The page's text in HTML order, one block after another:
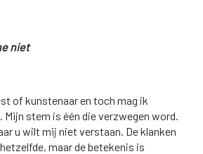
niet
of kunstenaar en toch mag ik
stem is één die verzwegen word.
u wilt mij niet verstaan. De klanken
maar de betekenis is